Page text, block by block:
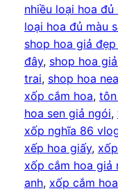
nhiều loại hoa đủ
loại hoa đủ màu
shop hoa giả
đây, shop hoa
trai, shop hoa
xốp cắm hoa,
hoa sen giả ngói,
xốp nghĩa 86
xếp hoa giấy,
xốp cắm hoa giả
anh, xốp cắm